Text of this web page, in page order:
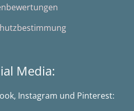
Media:
Instagram und Pinterest: